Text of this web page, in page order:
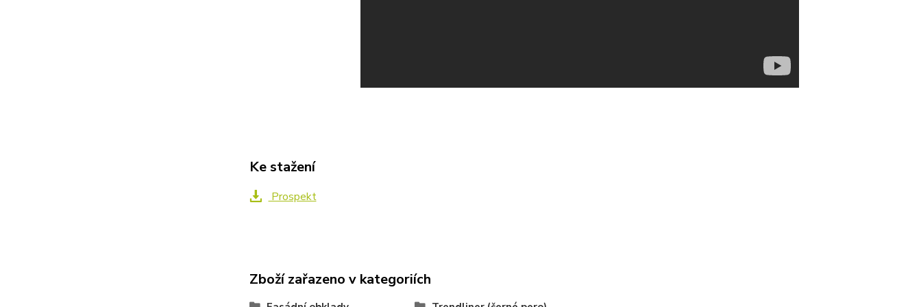
Ke stažení
Prospekt
Zboží zařazeno v kategoriích